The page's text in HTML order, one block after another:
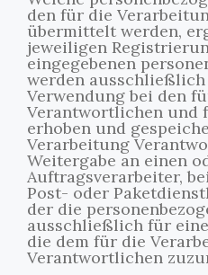
den für die
übermittelt werden,
jeweiligen
eingegebenen
werden
Verwendung bei den
Verantwortlichen und
erhoben und
Verarbeitung
Weitergabe an einen
Auftragsverarbeiter,
Post- oder
der die
ausschließlich für
die dem für die
Verantwortlichen